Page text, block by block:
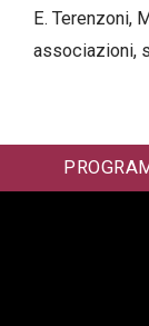
E. Terenzoni,
associazioni,
successo!